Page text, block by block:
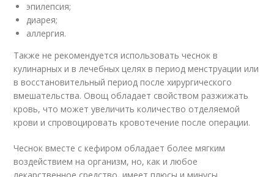
эпилепсия;
диарея;
аллергия.
Также не рекомендуется использовать чеснок в
кулинарных и в лечебных целях в период менструации или
в восстановительный период после хирургического
вмешательства. Овощ обладает свойством разжижать
кровь, что может увеличить количество отделяемой
крови и спровоцировать кровотечение после операции.
Чеснок вместе с кефиром обладает более мягким
воздействием на организм, но, как и любое